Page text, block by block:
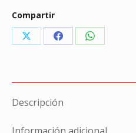
Compartir
Share
X
Share
Facebook
Share
WhatsApp
Descripción